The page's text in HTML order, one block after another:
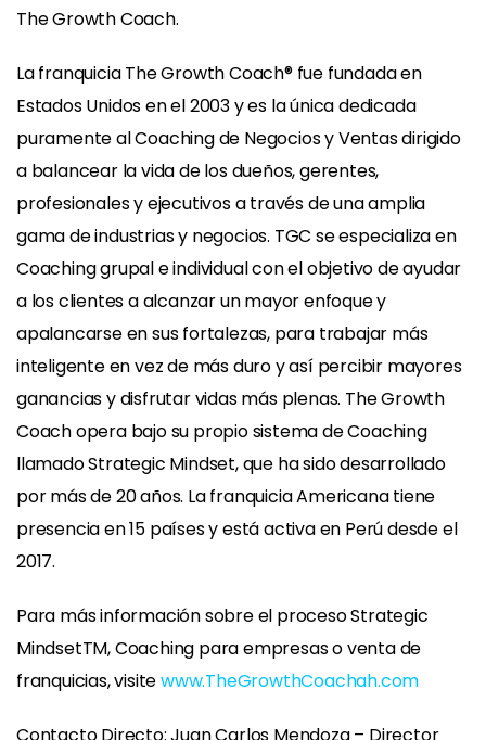
The Growth Coach.
La franquicia The Growth Coach® fue fundada en
Estados Unidos en el 2003 y es la única dedicada
puramente al Coaching de Negocios y Ventas dirigido
a balancear la vida de los dueños, gerentes,
profesionales y ejecutivos a través de una amplia
gama de industrias y negocios. TGC se especializa en
Coaching grupal e individual con el objetivo de ayudar
a los clientes a alcanzar un mayor enfoque y
apalancarse en sus fortalezas, para trabajar más
inteligente en vez de más duro y así percibir mayores
ganancias y disfrutar vidas más plenas. The Growth
Coach opera bajo su propio sistema de Coaching
llamado Strategic Mindset, que ha sido desarrollado
por más de 20 años. La franquicia Americana tiene
presencia en 15 países y está activa en Perú desde el
2017.
Para más información sobre el proceso Strategic
MindsetTM, Coaching para empresas o venta de
franquicias, visitewww.TheGrowthCoachah.com
Contacto Directo: Juan Carlos Mendoza – Director